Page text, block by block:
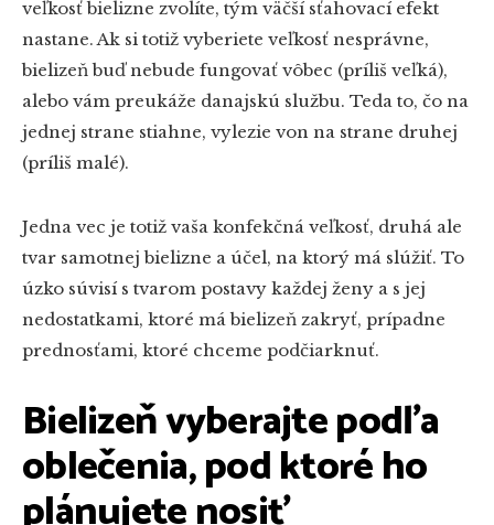
veľkosť bielizne zvolíte, tým väčší sťahovací efekt
nastane. Ak si totiž vyberiete veľkosť nesprávne,
bielizeň buď nebude fungovať vôbec (príliš veľká),
alebo vám preukáže danajskú službu. Teda to, čo na
jednej strane stiahne, vylezie von na strane druhej
(príliš malé).
Jedna vec je totiž vaša konfekčná veľkosť, druhá ale
tvar samotnej bielizne a účel, na ktorý má slúžiť. To
úzko súvisí s tvarom postavy každej ženy a s jej
nedostatkami, ktoré má bielizeň zakryť, prípadne
prednosťami, ktoré chceme podčiarknuť.
Bielizeň vyberajte podľa
oblečenia, pod ktoré ho